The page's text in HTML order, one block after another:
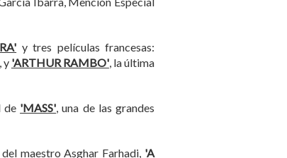
y tres películas francesas:
y 'ARTHUR RAMBO', la última
de 'MASS', una de las grandes
maestro Asghar Farhadi, 'A